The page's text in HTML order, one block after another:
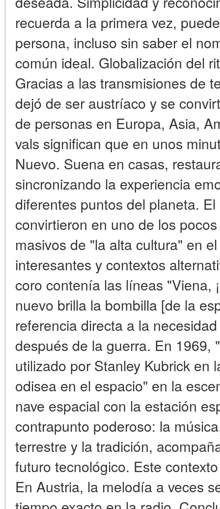
recuerda a la primera vez,
persona, incluso sin saber el
común ideal. Globalización del
Gracias a las transmisiones de
dejó de ser austríaco y se
de personas en Europa, Asia,
vals significan que en unos
Nuevo. Suena en casas,
sincronizando la experiencia
diferentes puntos del planeta.
convirtieron en uno de los
masivos de "la alta cultura" en
interesantes y contextos
coro contenía las líneas "Viena,
nuevo brilla la bombilla [de la
referencia directa a la
después de la guerra. En 1969,
utilizado por Stanley Kubrick en
odisea en el espacio" en la
nave espacial con la estación
contrapunto poderoso: la
terrestre y la tradición,
futuro tecnológico. Este
En Austria, la melodía a veces